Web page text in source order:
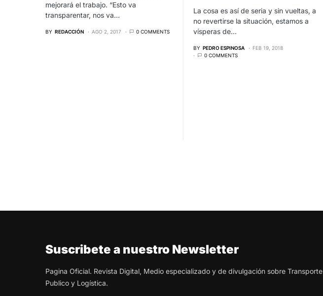
mejorará el trabajo. “Esto va
transparentar, nos va…
BY REDACCIÓN AGO 2, 2017 0 COMMENTS
La cosa es así de seria y sin vueltas, a
no revertirse la situación, estamos a
vísperas de…
BY PEDRO ESPINOSA
FEB 19, 2018
0 COMMENTS
Suscribete a nuestro Newsletter
Pagina Oficial. Revista Digital, Medio especializado y de divulgación sobre Transporte
Publico y Logística.